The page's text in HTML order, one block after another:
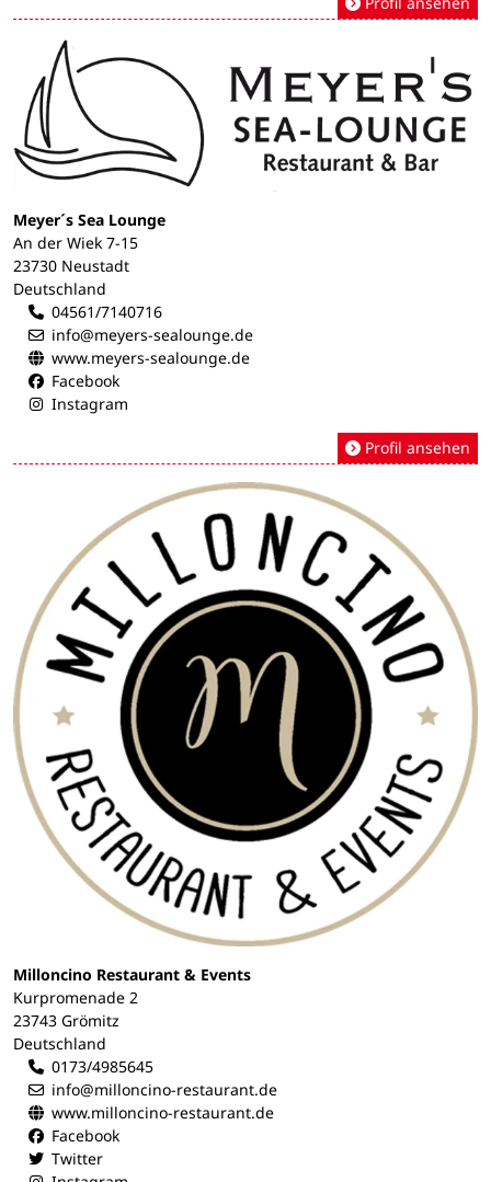
Meyer´s Sea Lounge
An der Wiek 7-15
23730 Neustadt
Deutschland
04561/7140716
info@meyers-sealounge.de
www.meyers-sealounge.de
Facebook
Instagram
Profil ansehen
Milloncino Restaurant & Events
Kurpromenade 2
23743 Grömitz
Deutschland
0173/4985645
info@milloncino-restaurant.de
www.milloncino-restaurant.de
Facebook
Twitter